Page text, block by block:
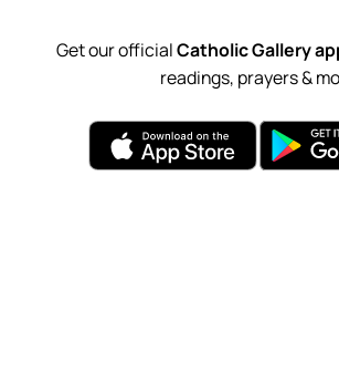
Get our officialCatholic Gallery
readings, prayers &